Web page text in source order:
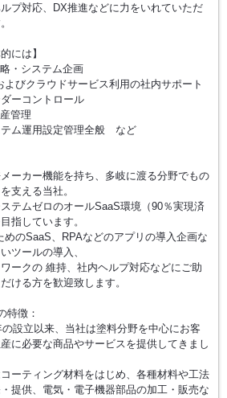
プ対応、DX推進などに力をいれていただ
には】
略・システム企画
よびクラウドサービス利用の社内サポート
ダーコントロール
管理
テム運用設定管理全般 など
ーカー機能を持ち、多岐に渡る分野でもの
支える当社。
テムゼロのオールSaaS環境（90％実現済
指しています。
めのSaaS、RPAなどのアプリの導入企画な
ツールの導入、
ークの 維持、社内ヘルプ対応などにご助
ける方を歓迎致します。
特徴：
の設立以来、当社は塗料分野を中心にお客
に必要な商品やサービスを提供してきまし
ーティング材料をはじめ、各種材料や工法
提供、電気・電子機器部品の加工・販売な